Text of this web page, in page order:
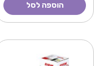
הוספה לסל